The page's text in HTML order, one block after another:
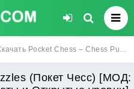
Chess – Chess Puzzles (Покет Чесс) [МОД: Меню, Бесконечные монеты и Открытые уровни] | Взлом Pocket Chess – Chess Puzzles на Андроид
(Покет Чесс) [МОД: